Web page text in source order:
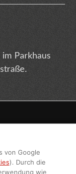
Parkhaus
Texte
von Google
). Durch die
wie